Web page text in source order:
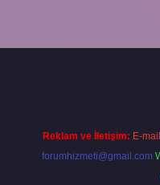
Reklam ve İletişim: E-
forumhizmeti@gmail.com